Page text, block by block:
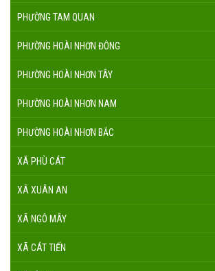
PHƯỜNG TAM QUAN
PHƯỜNG HOÀI NHƠN ĐÔNG
PHƯỜNG HOÀI NHƠN TÂY
PHƯỜNG HOÀI NHƠN NAM
PHƯỜNG HOÀI NHƠN BẮC
XÃ PHÙ CÁT
XÃ XUÂN AN
XÃ NGÔ MÂY
XÃ CÁT TIẾN